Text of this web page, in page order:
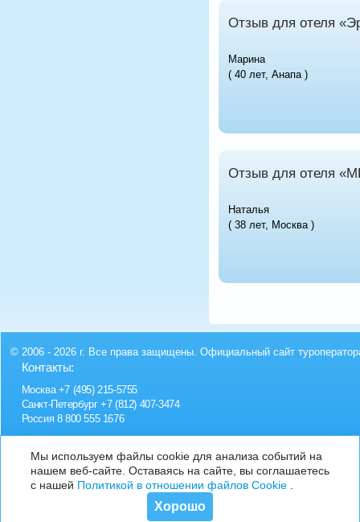
Отзыв для отеля
Марина
( 40 лет, Анапа )
Отзыв для отеля
Наталья
( 38 лет, Москва )
© 2006 - 2026 г. Все права защищены. Официальный сайт
Контакты:
Москва+7 (495) 215-5755
Санкт-Петербург+7 (812) 407-3474
Россия 8 800 555 1676
Мы используем файлы cookie для анализа событий на
нашем веб-сайте. Оставаясь на сайте, вы соглашаетесь
с нашей Политикой в отношении файлов Cookie.
Хорошо